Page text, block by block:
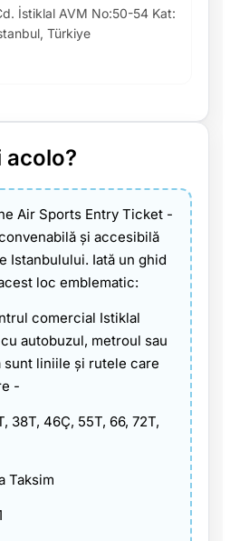
İstiklal AVM No:50-54 Kat:
Türkiye
acolo?
Air Sports Entry Ticket -
și accesibilă
Istanbulului. Iată un ghid
loc emblematic:
comercial Istiklal
autobuzul, metroul sau
sunt liniile și rutele care
-
38T, 46Ç, 55T, 66, 72T,
Taksim